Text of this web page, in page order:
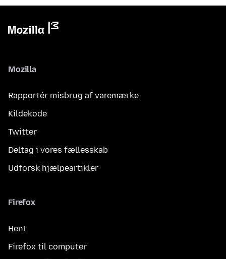
Mozilla
Rapportér misbrug af varemærke
Kildekode
Twitter
Deltag i vores fællesskab
Udforsk hjælpeartikler
Firefox
Hent
Firefox til computer